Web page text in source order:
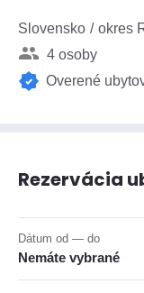
Slovensko okres
4 osoby
Overené
Rezervácia
Dátum od — do
Nemáte vybrané